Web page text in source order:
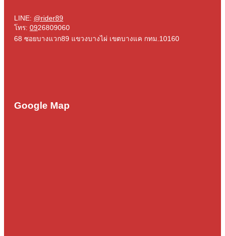
LINE: @rider89
โทร: 0926809060
68 ซอยบางแวก89 แขวงบางไผ่ เขตบางแค กทม.10160
Google Map